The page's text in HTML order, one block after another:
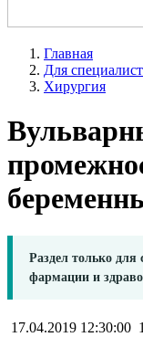
Главная
Для
Хирургия
Раздел только
фармации и
17.04.2019 12:30:00